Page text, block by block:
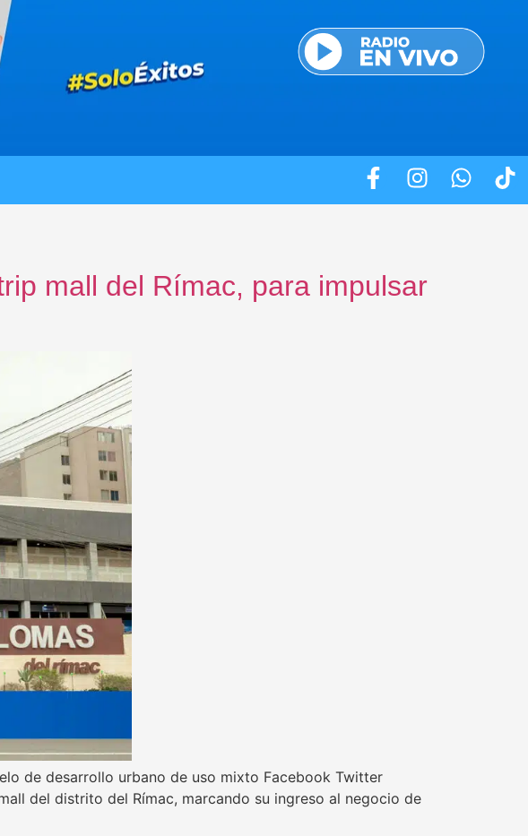
mall del Rímac, para impulsar
de desarrollo urbano de uso mixto Facebook Twitter
del distrito del Rímac, marcando su ingreso al negocio de